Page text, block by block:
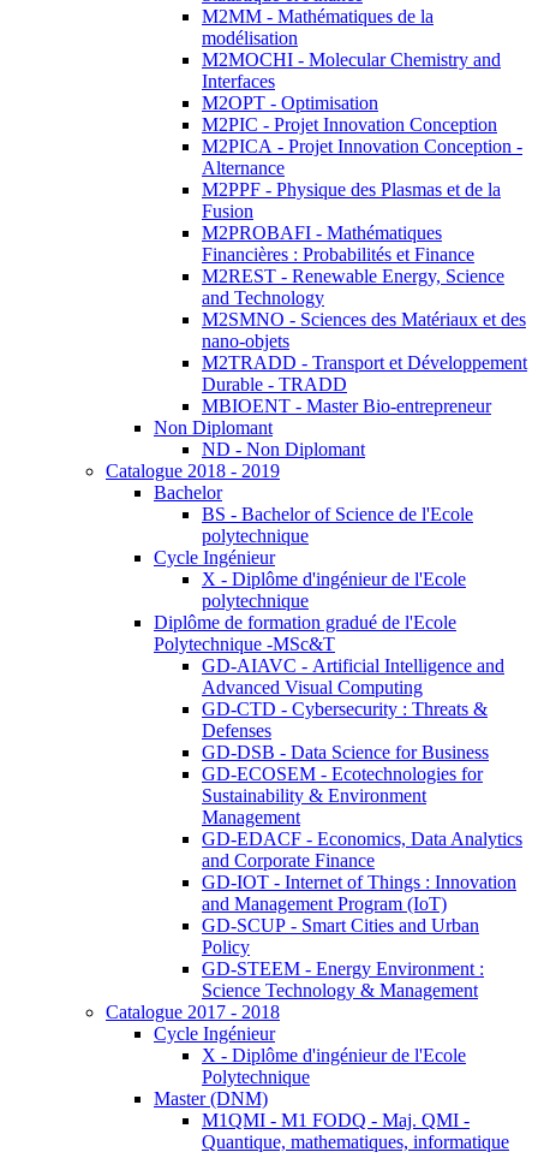
M2MM - Mathématiques de la
modélisation
M2MOCHI - Molecular Chemistry and
Interfaces
M2OPT - Optimisation
M2PIC - Projet Innovation Conception
M2PICA - Projet Innovation Conception -
Alternance
M2PPF - Physique des Plasmas et de la
Fusion
M2PROBAFI - Mathématiques
Financières : Probabilités et Finance
M2REST - Renewable Energy, Science
and Technology
M2SMNO - Sciences des Matériaux et des
nano-objets
M2TRADD - Transport et Développement
Durable - TRADD
MBIOENT - Master Bio-entrepreneur
Non Diplomant
ND - Non Diplomant
Catalogue 2018 - 2019
Bachelor
BS - Bachelor of Science de l'Ecole
polytechnique
Cycle Ingénieur
X - Diplôme d'ingénieur de l'Ecole
polytechnique
Diplôme de formation gradué de l'Ecole
Polytechnique -MSc&T
GD-AIAVC - Artificial Intelligence and
Advanced Visual Computing
GD-CTD - Cybersecurity : Threats &
Defenses
GD-DSB - Data Science for Business
GD-ECOSEM - Ecotechnologies for
Sustainability & Environment
Management
GD-EDACF - Economics, Data Analytics
and Corporate Finance
GD-IOT - Internet of Things : Innovation
and Management Program (IoT)
GD-SCUP - Smart Cities and Urban
Policy
GD-STEEM - Energy Environment :
Science Technology & Management
Catalogue 2017 - 2018
Cycle Ingénieur
X - Diplôme d'ingénieur de l'Ecole
Polytechnique
Master (DNM)
M1QMI - M1 FODQ - Maj. QMI -
Quantique, mathematiques, informatique